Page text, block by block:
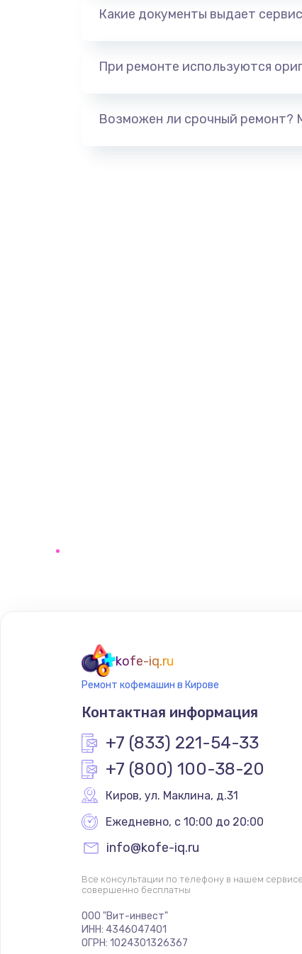
Какие документы выдает
При ремонте используются
Возможен ли срочный ремонт?
kofe-iq.ru
Ремонт кофемашин в Кирове
Контактная информация
+7 (833) 221-54-33
+7 (800) 100-38-20
Киров, ул. Маклина, д.31
Ежедневно, с 10:00 до 20:00
info@kofe-iq.ru
Все консультации по телефону в нашем сервисе
совершенно бесплатны
ООО "Вит-инвест"
ИНН: 4346047401
ОГРН: 1024301326367